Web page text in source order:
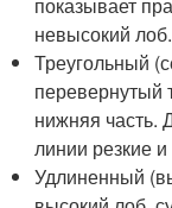
невысокий лоб.
Треугольный
перевернутый
нижняя часть.
линии резкие и
Удлиненный